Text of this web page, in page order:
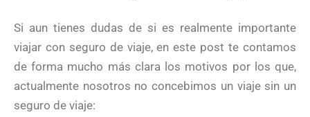
Si aun tienes dudas de si es realmente importante
viajar con seguro de viaje, en este post te contamos
de forma mucho más clara los motivos por los que,
actualmente nosotros no concebimos un viaje sin un
seguro de viaje: